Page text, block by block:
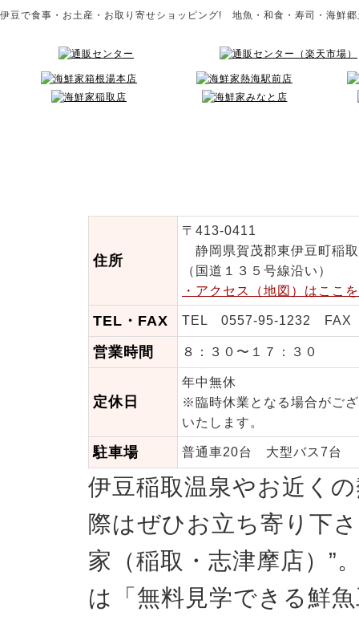
伊豆で食事・お土産・お取り寄せショッピング! 地魚・和食・寿司・海
住所
〒413-0411
静岡県賀茂郡東伊豆町稲
（国道１３５号線沿い）
・アクセス（地図）はここ
TEL・FAX TEL 0557-95-1232 FAX
営業時間 ８：３０〜１７：３０
定休日
年中無休
※臨時休業となる場合がご
いたします。
駐車場 普通車20台 大型バス7台
伊豆稲取温泉やお近く
際はぜひお立ち寄り下
家（稲取・志津摩店）
は「無料見学できる鮮